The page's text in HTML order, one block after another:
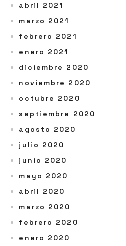
abril 2021
marzo 2021
febrero 2021
enero 2021
diciembre 2020
noviembre 2020
octubre 2020
septiembre 2020
agosto 2020
julio 2020
junio 2020
mayo 2020
abril 2020
marzo 2020
febrero 2020
enero 2020